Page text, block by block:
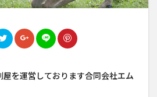
を運営しております合同会社エム